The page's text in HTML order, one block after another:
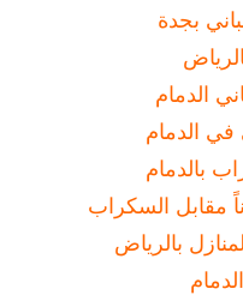
بجدة
الدمام
الدمام
بالدمام
مقابل السكراب
بالرياض